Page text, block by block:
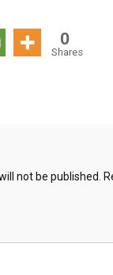
0
Shares
not be published.